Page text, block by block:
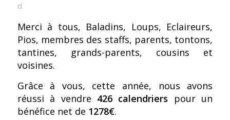
d
Merci à tous, Baladins, Loups, Eclaireurs,
Pios, membres des staffs, parents, tontons,
tantines, grands-parents, cousins et
voisines.
Grâce à vous, cette année, nous avons
réussi à vendre 426 calendriers pour un
bénéfice net de 1278€.